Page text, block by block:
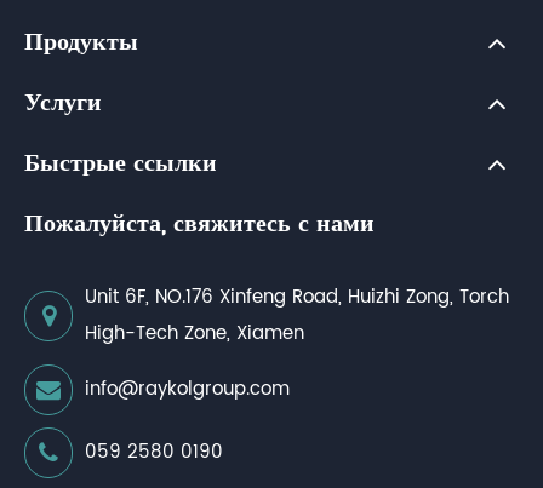
Продукты
Услуги
Быстрые ссылки
Пожалуйста, свяжитесь с нами
Unit 6F, NO.176 Xinfeng Road, Huizhi Zong, Torch
High-Tech Zone, Xiamen
info@raykolgroup.com
059 2580 0190